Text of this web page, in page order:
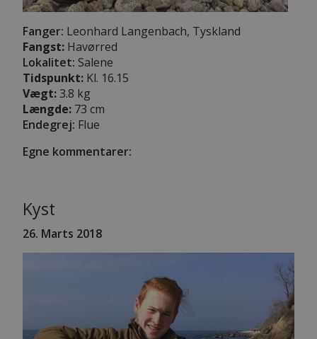
Fanger: Leonhard Langenbach, Tyskland
Fangst: Havørred
Lokalitet: Salene
Tidspunkt: Kl. 16.15
Vægt:3.8 kg
Længde: 73 cm
Endegrej: Flue
Egne kommentarer:
Kyst
26. Marts 2018